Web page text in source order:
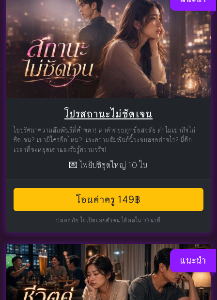
โปรสถานะไม่ชัดเจน
ไขปริศนาความสัมพันธ์ที่ค้างคา! หาคำตอบทุกข้อสงสัย ทำไมเขาถึงไม่
ชัดเจน? เขามีใครอีกไหม? และความสัมพันธ์นี้จะจบลงอย่างไร? นี่คือ
เวลาที่จะหยุดเดาและรับรู้ความจริง!
💌 ไพ่ยิปซีชุดใหญ่ 10 ใบ
โอนค่าครู 149฿
ปลอดภัย ไม่เปิดเผยตัวตน ได้ผลใน 10 นาที
แนะนำ